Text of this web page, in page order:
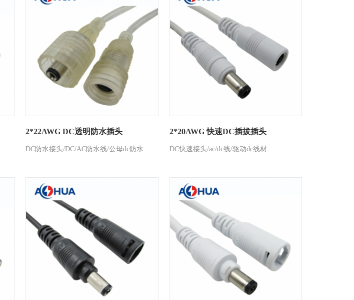
2*22AWG DC透明防水插头
DC防水接头/DC/AC防水线/公母dc防水
2*20AWG 快速DC插拔插头
DC快速接头/ac/dc线/驱动dc线材